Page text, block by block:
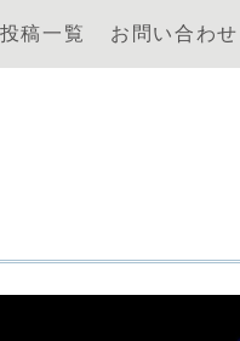
投稿一覧 お問い合わせ